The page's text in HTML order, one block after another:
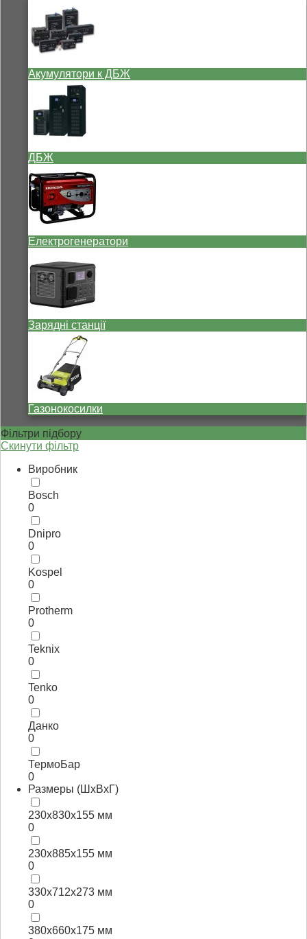
Акумулятори к ДБЖ
ДБЖ
Електрогенератори
Зарядні станції
Газонокосилки
Фільтри підбору
Скинути фільтр
Виробник
Bosch
0
Dnipro
0
Kospel
0
Protherm
0
Teknix
0
Tenko
0
Данко
0
ТермоБар
0
Размеры (ШхВхГ)
230х830х155 мм
0
230х885х155 мм
0
330х712х273 мм
0
380х660х175 мм